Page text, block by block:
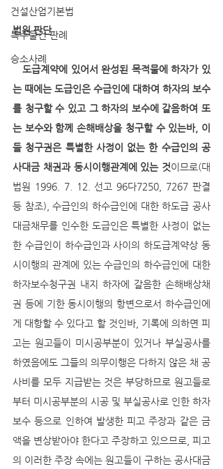
건설산업기본법
특수물건 판례
승소사례
법원 판단
도급계약에 있어서 완성된 목적물에 하자가 있
는 때에는 도급인은 수급인에 대하여 하자의 보수
를 청구할 수 있고 그 하자의 보수에 갈음하여 또
는 보수와 함께 손해배상을 청구할 수 있는바, 이
들 청구권은 특별한 사정이 없는 한 수급인의 공
사대금 채권과 동시이행관계에 있는 것이므로(대
법원 1996. 7. 12. 선고 96다7250, 7267 판결
등 참조), 수급인의 하수급인에 대한 하도급 공사
대금채무를 인수한 도급인은 특별한 사정이 없는
한 수급인이 하수급인과 사이의 하도급계약상 동
시이행의 관계에 있는 수급인의 하수급인에 대한
하자보수청구권 내지 하자에 갈음한 손해배상채
권 등에 기한 동시이행의 항변으로서 하수급인에
게 대항할 수 있다고 할 것인바, 기록에 의하면 피
고는 원고들이 미시공부분이 있거나 부실공사를
하였음에도 그들의 의무이행은 다하지 않은 채 공
사비를 모두 지급받는 것은 부당하므로 원고들로
부터 미시공부분의 시공 및 부실공사로 인한 하자
보수 등으로 인하여 발생한 피고 주장과 같은 금
액을 변상받아야 한다고 주장하고 있으므로, 피고
의 이러한 주장 속에는 원고들이 구하는 공사대금